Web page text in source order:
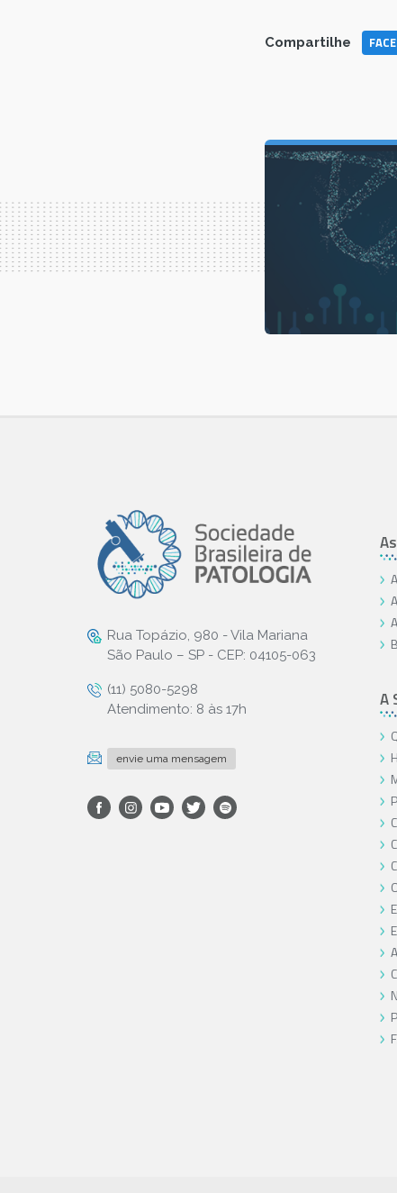
Compartilhe
Rua Topázio, 980 - Vila Mariana
São Paulo – SP - CEP: 04105-063
(11) 5080-5298
Atendimento: 8 às 17h
envie uma mensagem
A